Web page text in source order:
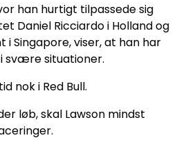
han hurtigt tilpassede sig
Daniel Ricciardo i Holland og
i Singapore, viser, at han har
svære situationer.
nok i Red Bull.
løb, skal Lawson mindst